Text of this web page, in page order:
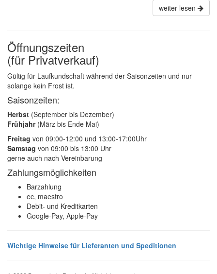
weiter lesen
Öffnungszeiten
(für Privatverkauf)
Gültig für Laufkundschaft während der Saisonzeiten und nur
solange kein Frost ist.
Saisonzeiten:
Herbst (September bis Dezember)
Frühjahr(März bis Ende Mai)
Freitag von 09:00-12:00 und 13:00-17:00Uhr
Samstag von 09:00 bis 13:00 Uhr
gerne auch nach Vereinbarung
Zahlungsmöglichkeiten
Barzahlung
ec, maestro
Debit- und Kreditkarten
Google-Pay, Apple-Pay
Wichtige Hinweise für Lieferanten und Speditionen